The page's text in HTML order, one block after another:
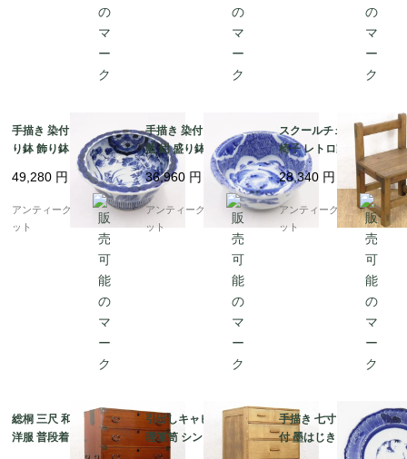
手描き 染付 中鉢 紺 盛
り鉢 飾り鉢 伊万里 ア
ンティーク 骨董 日本製
おしゃれ（草花・渦）
49,280 円
アンティークブルーパロ
ット
手描き 染付 中鉢 呉須
藍 紺 盛り鉢 飾り鉢 ア
ンティーク 骨董 日本製
伊万里（みじん唐草・
山水）
36,960 円
アンティークブルーパロ
ット
スクールチェア 学校の
椅子 レトロ家具 教室
ヴィンテージ アンティ
ーク 日本製 子供 かわ
いい 小ぶり
28,340 円
アンティークブルーパロ
ット
総桐 三尺 和箪笥 着物
洋服 普段着 大正 昭和
初期 アンティーク 和家
引出しキャビネット 整
理箪笥 シンプル モダン
明るめ ナチュラル 日本
手描き 七寸 伊万里 染
付 墨はじき 中皿 盛り
皿 取り皿 呉須 藍 和骨